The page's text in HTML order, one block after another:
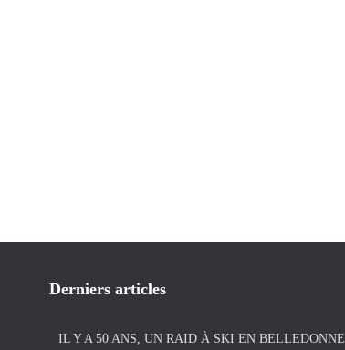
Derniers articles
IL Y A 50 ANS, UN RAID À SKI EN BELLEDONNE